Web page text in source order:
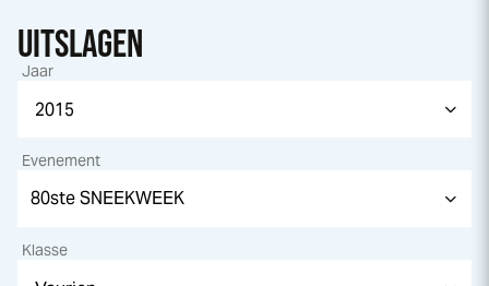
UITSLAGEN
Jaar
Evenement
Klasse